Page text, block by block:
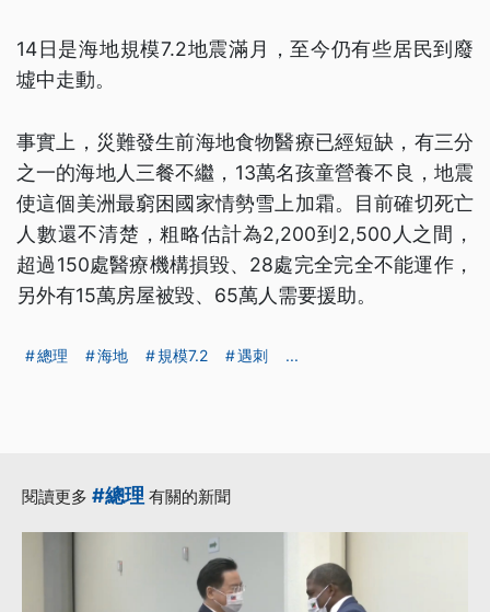
14日是海地規模7.2地震滿月，至今仍有些居民到廢
墟中走動。
事實上，災難發生前海地食物醫療已經短缺，有三分
之一的海地人三餐不繼，13萬名孩童營養不良，地震
使這個美洲最窮困國家情勢雪上加霜。目前確切死亡
人數還不清楚，粗略估計為2,200到2,500人之間，
超過150處醫療機構損毀、28處完全完全不能運作，
另外有15萬房屋被毀、65萬人需要援助。
總理 海地 規模7.2 遇刺 ...
閱讀更多 #總理 有關的新聞